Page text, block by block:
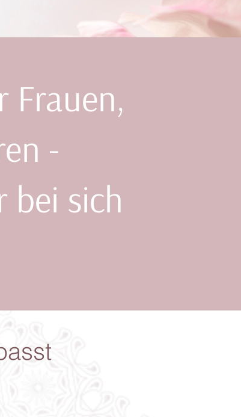
Frauen,
-
bei sich